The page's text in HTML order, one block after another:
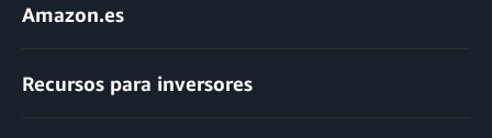
Amazon.es
Recursos para inversores